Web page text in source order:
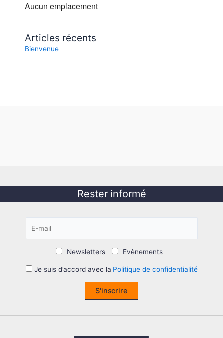
Aucun emplacement
Articles récents
Bienvenue
Rester informé
Newsletters Evènements
Je suis d’accord avec la Politique de confidentialité
S'inscrire